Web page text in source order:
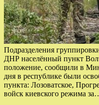
Подразделения
ДНР населённый пункт
положение, сообщили в
дня в республике были
пункта: Лозоватское,
войск киевского режима